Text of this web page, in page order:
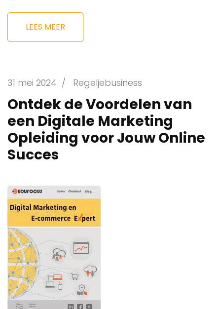
LEES MEER
31 mei 2024 / Regeljebusiness
Ontdek de Voordelen van
een Digitale Marketing
Opleiding voor Jouw Online
Succes